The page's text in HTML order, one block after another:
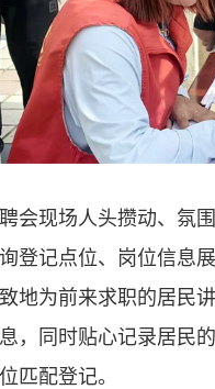
会现场人头攒动、氛
登记点位、岗位信息
地为前来求职的居民
，同时贴心记录居民
匹配登记。